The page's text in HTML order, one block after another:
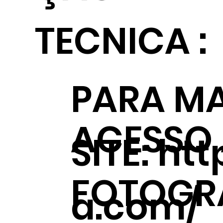
PARA
SITE:
a.com/
TECNICA :